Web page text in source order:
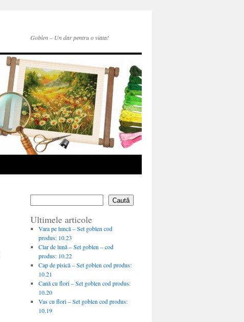
Goblen – Un dar pentru o viata!
Caută
Ultimele articole
Vara pe luncă – Set goblen cod
produs: 10.23
Clar de lună – Set goblen – cod
produs: 10.22
Cap de pisică – Set goblen cod produs:
10.21
Cană cu flori – Set goblen cod produs:
10.20
Vas cu flori – Set goblen cod produs:
10.19